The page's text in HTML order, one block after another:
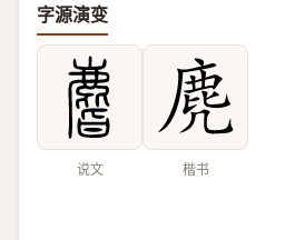
字源演变
说文 楷书